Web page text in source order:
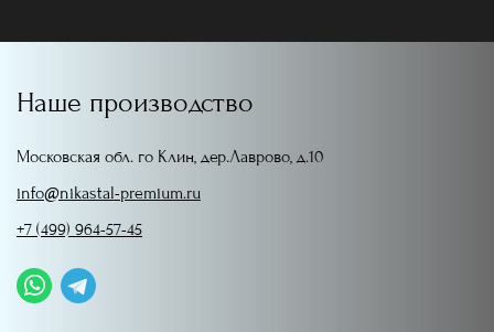
Наше производство
Московская обл. го Клин, дер.Лаврово, д.10
info@nikastal-premium.ru
+7 (499) 964-57-45